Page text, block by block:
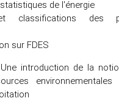
de l'énergie
classifications des
sur FDES
introduction de la